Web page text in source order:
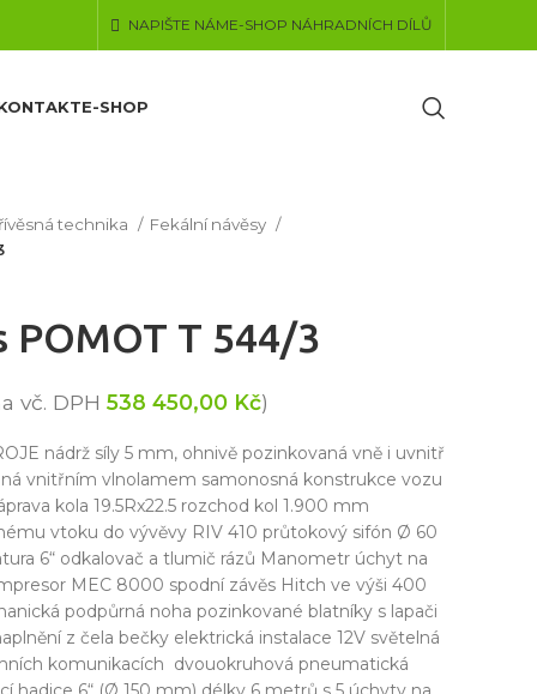
NAPIŠTE NÁME-SHOP NÁHRADNÍCH DÍLŮ
E-SHOP
technika
Fekální návěsy
POMOT T 544/3
vč. DPH 538 450,00 Kč)
nádrž síly 5 mm, ohnivě pozinkovaná vně i uvnitř
vnitřním vlnolamem samonosná konstrukce vozu
kola 19.5Rx22.5 rozchod kol 1.900 mm
vtoku do vývěvy RIV 410 průtokový sifón Ø 60
6“ odkalovač a tlumič rázů Manometr úchyt na
MEC 8000 spodní závěs Hitch ve výši 400
podpůrná noha pozinkované blatníky s lapači
z čela bečky elektrická instalace 12V světelná
komunikacích dvouokruhová pneumatická